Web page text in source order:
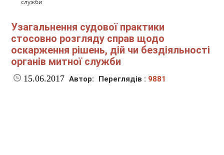
Узагальнення судової практики
стосовно розгляду справ щодо
оскарження рішень, дій чи бездіяльності
органів митної служби
15.06.2017 Автор: Переглядів : 9881